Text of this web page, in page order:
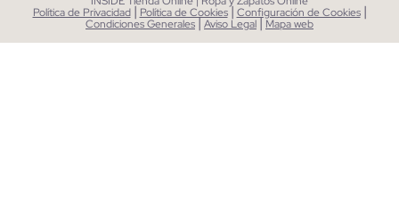
Política de Privacidad | Política de Cookies| Configuración de Cookies |
Condiciones Generales|Aviso Legal| Mapa web